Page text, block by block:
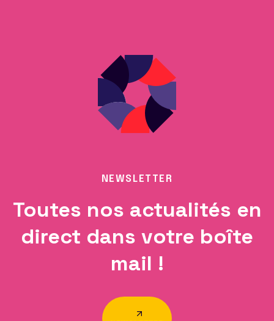
NEWSLETTER
Toutes nos actualités en
direct dans votre boîte
mail !